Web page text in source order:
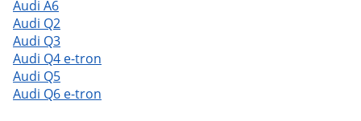
Audi A6
Audi Q2
Audi Q3
Audi Q4 e-tron
Audi Q5
Audi Q6 e-tron